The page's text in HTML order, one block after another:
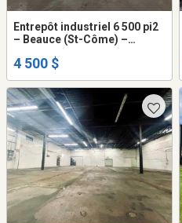
Entrepôt industriel 6 500 pi2
– Beauce (St-Côme) –
$/pi²/mois
4 500 $